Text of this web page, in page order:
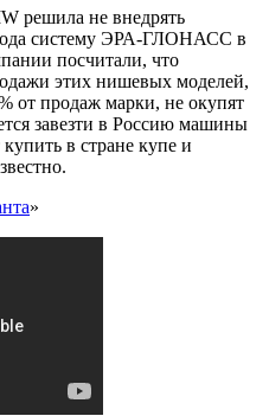
решила не внедрять
систему ЭРА-ГЛОНАСС в
посчитали, что
этих нишевых моделей,
от продаж марки, не окупят
завезти в Россию машины
в стране купе и
»